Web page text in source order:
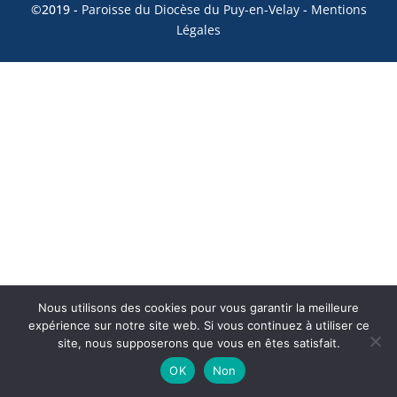
©2019 - Paroisse du Diocèse du Puy-en-Velay- Mentions
Légales
Nous utilisons des cookies pour vous garantir la meilleure
expérience sur notre site web. Si vous continuez à utiliser ce
site, nous supposerons que vous en êtes satisfait.
OK
Non